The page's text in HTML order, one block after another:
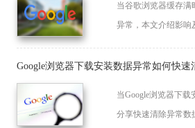
当谷歌浏览器缓存满
异常，本文介绍影响
Google浏览器下载安装数据异常如何快速
当Google浏览器下
分享快速清除异常数